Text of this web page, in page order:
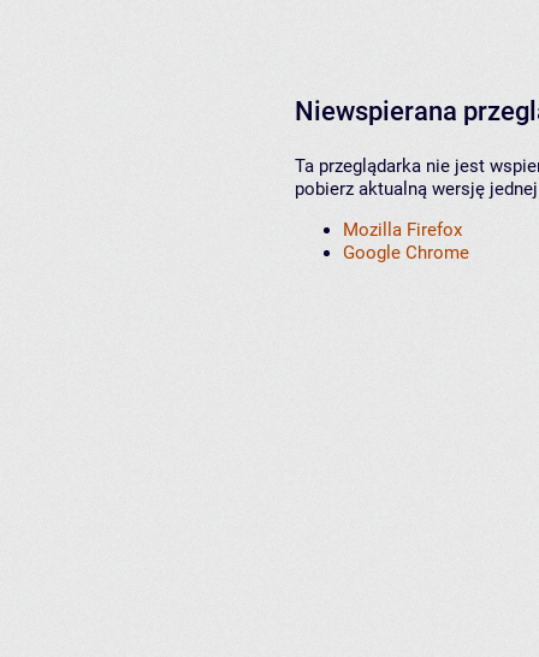
Niewspierana
Ta przeglądarka nie jest
pobierz aktualną wersję
Mozilla Firefox
Google Chrome